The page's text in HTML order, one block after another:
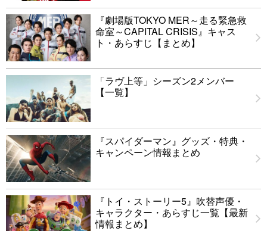
『劇場版TOKYO MER～走る緊急救
命室～CAPITAL CRISIS』キャス
ト・あらすじ【まとめ】
「ラヴ上等」シーズン2メンバー
【一覧】
『スパイダーマン』グッズ・特典・
キャンペーン情報まとめ
『トイ・ストーリー5』吹替声優・
キャラクター・あらすじ一覧【最新
情報まとめ】